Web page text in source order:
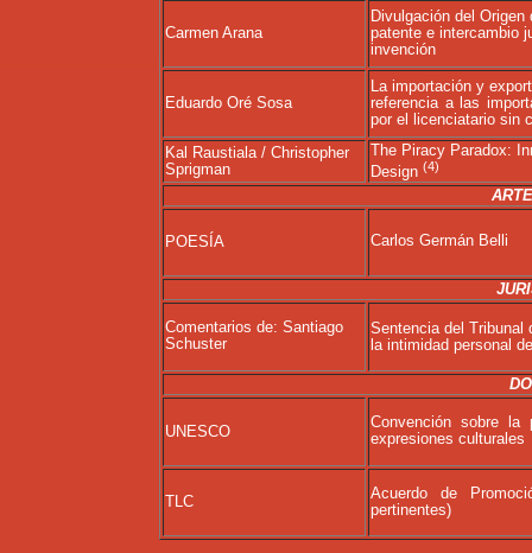
Carmen Arana
Divulgación del
patente e intercambio
invención
Eduardo Oré Sosa
La importación y
referencia a las
por el licenciatario sin
Kal Raustiala / Christopher
Sprigman
The Piracy Paradox:
Design(4)
POESÍA Carlos Germán Belli
Comentarios de: Santiago
Schuster
Sentencia del Tribunal
la intimidad personal
UNESCO
Convención sobre
expresiones culturales
TLC
Acuerdo de
pertinentes)